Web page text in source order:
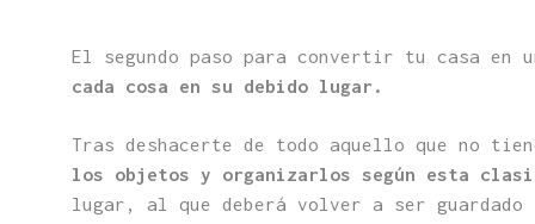
El segundo paso para convertir tu casa en
cada cosa en su debido lugar.
Tras deshacerte de todo aquello que no
los objetos y organizarlos según esta
lugar, al que deberá volver a ser